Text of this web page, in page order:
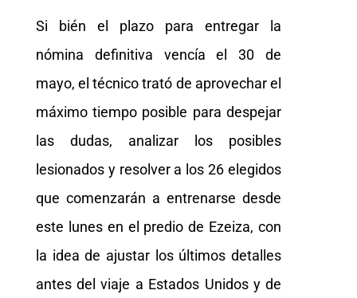
Si bién el plazo para entregar la
nómina definitiva vencía el 30 de
mayo, el técnico trató de aprovechar el
máximo tiempo posible para despejar
las dudas, analizar los posibles
lesionados y resolver a los 26 elegidos
que comenzarán a entrenarse desde
este lunes en el predio de Ezeiza, con
la idea de ajustar los últimos detalles
antes del viaje a Estados Unidos y de